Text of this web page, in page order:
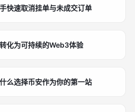
快速取消挂单与未成交订单
化为可持续的Web3体验
么选择币安作为你的第一站